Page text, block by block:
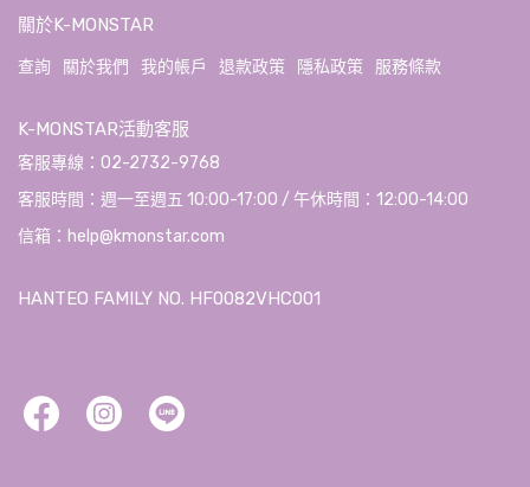
關於K-MONSTAR
查詢 關於我們 我的帳戶 退款政策 隱私政策 服務條款
K-MONSTAR活動客服
客服專線：02-2732-9768
客服時間：週一至週五 10:00-17:00 / 午休時間：12:00-14:00
信箱：help@kmonstar.com
HANTEO FAMILY NO. HF0082VHC001